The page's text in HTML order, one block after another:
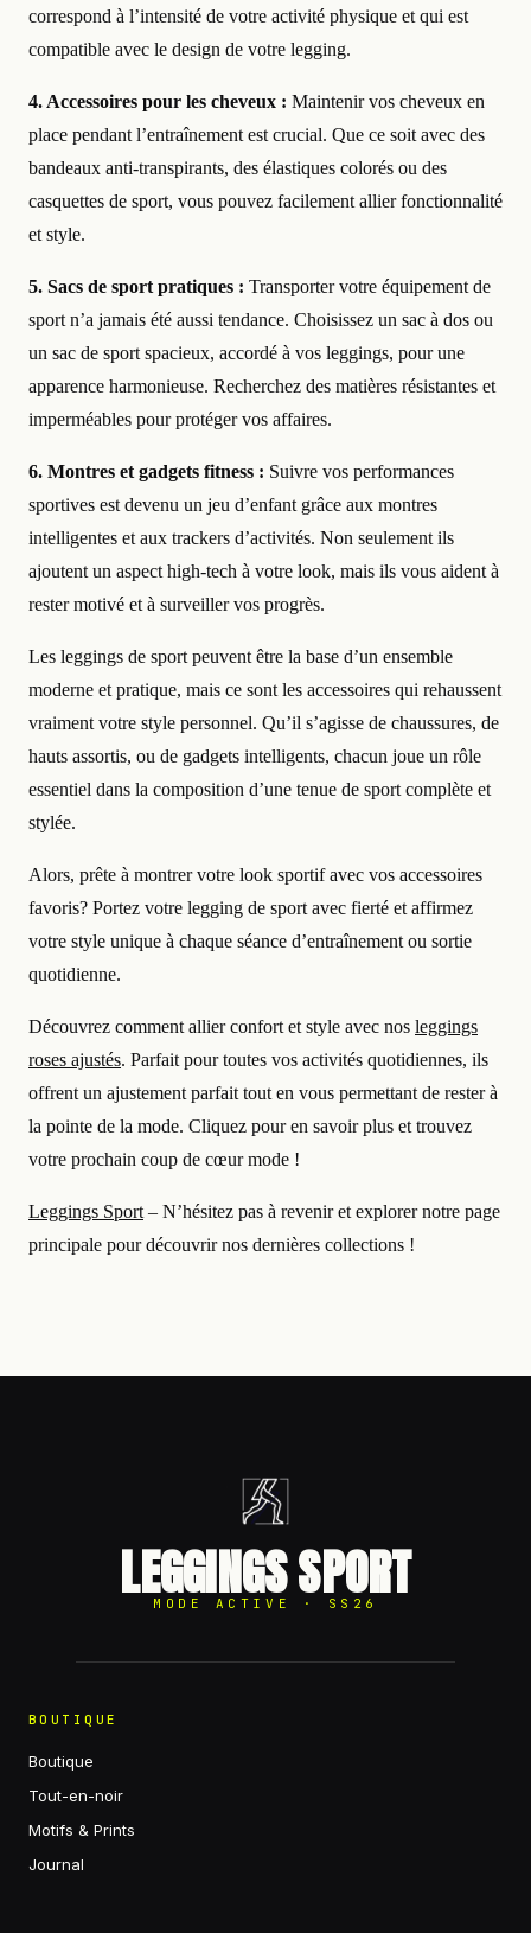
correspond à l’intensité de votre activité physique et qui est
compatible avec le design de votre legging.
4. Accessoires pour les cheveux : Maintenir vos cheveux en
place pendant l’entraînement est crucial. Que ce soit avec des
bandeaux anti-transpirants, des élastiques colorés ou des
casquettes de sport, vous pouvez facilement allier fonctionnalité
et style.
5. Sacs de sport pratiques : Transporter votre équipement de
sport n’a jamais été aussi tendance. Choisissez un sac à dos ou
un sac de sport spacieux, accordé à vos leggings, pour une
apparence harmonieuse. Recherchez des matières résistantes et
imperméables pour protéger vos affaires.
6. Montres et gadgets fitness : Suivre vos performances
sportives est devenu un jeu d’enfant grâce aux montres
intelligentes et aux trackers d’activités. Non seulement ils
ajoutent un aspect high-tech à votre look, mais ils vous aident à
rester motivé et à surveiller vos progrès.
Les leggings de sport peuvent être la base d’un ensemble
moderne et pratique, mais ce sont les accessoires qui rehaussent
vraiment votre style personnel. Qu’il s’agisse de chaussures, de
hauts assortis, ou de gadgets intelligents, chacun joue un rôle
essentiel dans la composition d’une tenue de sport complète et
stylée.
Alors, prête à montrer votre look sportif avec vos accessoires
favoris? Portez votre legging de sport avec fierté et affirmez
votre style unique à chaque séance d’entraînement ou sortie
quotidienne.
Découvrez comment allier confort et style avec nos leggings
roses ajustés. Parfait pour toutes vos activités quotidiennes, ils
offrent un ajustement parfait tout en vous permettant de rester à
la pointe de la mode. Cliquez pour en savoir plus et trouvez
votre prochain coup de cœur mode !
Leggings Sport – N’hésitez pas à revenir et explorer notre page
principale pour découvrir nos dernières collections !
LEGGINGS SPORT
MODE ACTIVE · SS26
BOUTIQUE
Boutique
Tout-en-noir
Motifs & Prints
Journal